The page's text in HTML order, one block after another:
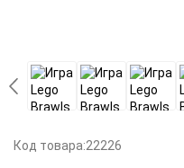
Код товара:22226